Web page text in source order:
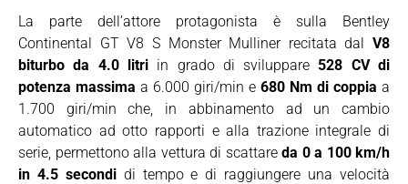
La parte dell’attore protagonista è sulla Bentley
Continental GT V8 S Monster Mulliner recitata dal V8
biturbo da 4.0 litriin grado di sviluppare528 CV di
potenza massima a 6.000 giri/min e 680 Nm di coppia a
1.700 giri/min che, in abbinamento ad un cambio
automatico ad otto rapporti e alla trazione integrale di
serie, permettono alla vettura di scattare da 0 a 100 km/h
in 4.5 secondidi tempo e di raggiungere una velocità